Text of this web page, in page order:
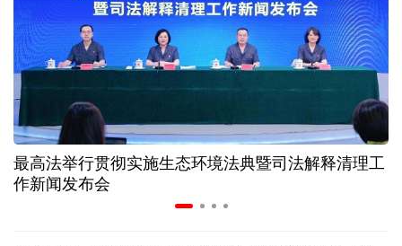
我国首个银行业数据出境负面清单备案案例落地北京
科创转型到全球布局 上海出台规划让民企敢闯敢投
合肥"人工智能+"多场景落地 千行百业装上智慧引擎
宇树科技战略配售名单公布:DeepSeek、腾讯等在列
最高法举行贯彻实施生态环境法典暨司法解释清理工
作新闻发布会